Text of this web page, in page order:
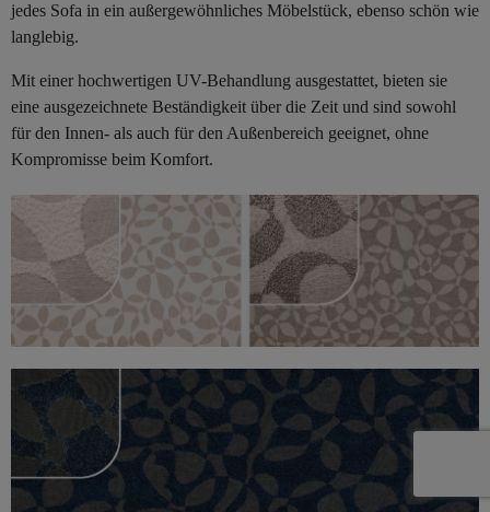
jedes Sofa in ein außergewöhnliches Möbelstück, ebenso schön wie
langlebig.
Mit einer hochwertigen UV-Behandlung ausgestattet, bieten sie
eine ausgezeichnete Beständigkeit über die Zeit und sind sowohl
für den Innen- als auch für den Außenbereich geeignet, ohne
Kompromisse beim Komfort.